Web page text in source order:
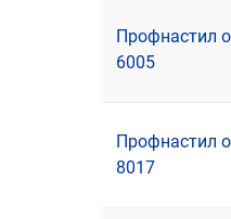
Профнастил
6005
Профнастил
8017